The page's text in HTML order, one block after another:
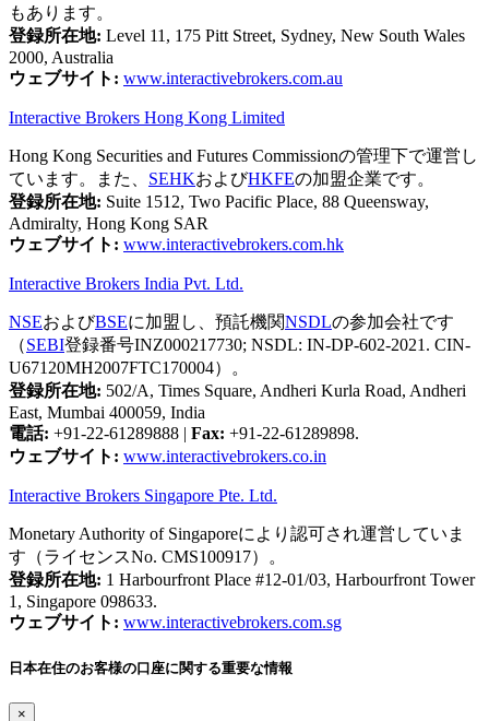
もあります。
登録所在地: Level 11, 175 Pitt Street, Sydney, New South Wales
2000, Australia
ウェブサイト: www.interactivebrokers.com.au
Interactive Brokers Hong Kong Limited
Hong Kong Securities and Futures Commissionの管理下で運営し
ています。また、 SEHKおよびHKFEの加盟企業です。
登録所在地: Suite 1512, Two Pacific Place, 88 Queensway,
Admiralty, Hong Kong SAR
ウェブサイト: www.interactivebrokers.com.hk
Interactive Brokers India Pvt. Ltd.
NSEおよびBSEに加盟し、預託機関NSDLの参加会社です
（SEBI登録番号INZ000217730; NSDL: IN-DP-602-2021. CIN-
U67120MH2007FTC170004）。
登録所在地: 502/A, Times Square, Andheri Kurla Road, Andheri
East, Mumbai 400059, India
電話: +91-22-61289888 | Fax: +91-22-61289898.
ウェブサイト: www.interactivebrokers.co.in
Interactive Brokers Singapore Pte. Ltd.
Monetary Authority of Singaporeにより認可され運営していま
す（ライセンスNo. CMS100917）。
登録所在地: 1 Harbourfront Place #12-01/03, Harbourfront Tower
1, Singapore 098633.
ウェブサイト: www.interactivebrokers.com.sg
日本在住のお客様の口座に関する重要な情報
×